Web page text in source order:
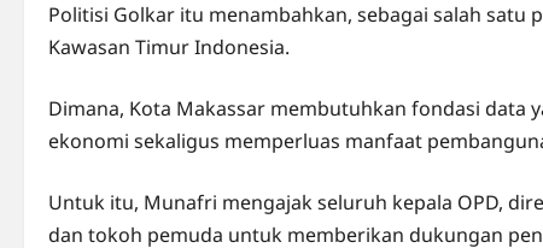
Politisi Golkar itu menambahkan, sebagai salah
Kawasan Timur Indonesia.
Dimana, Kota Makassar membutuhkan fondasi
ekonomi sekaligus memperluas manfaat
Untuk itu, Munafri mengajak seluruh kepala OPD,
dan tokoh pemuda untuk memberikan dukungan